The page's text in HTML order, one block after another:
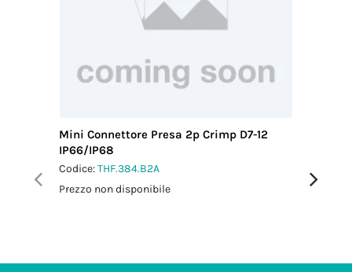
Mini Connettore Presa 2p Crimp D7-12
IP66/IP68
Codice:THF.384.B2A
Prezzo non disponibile
Prezzo